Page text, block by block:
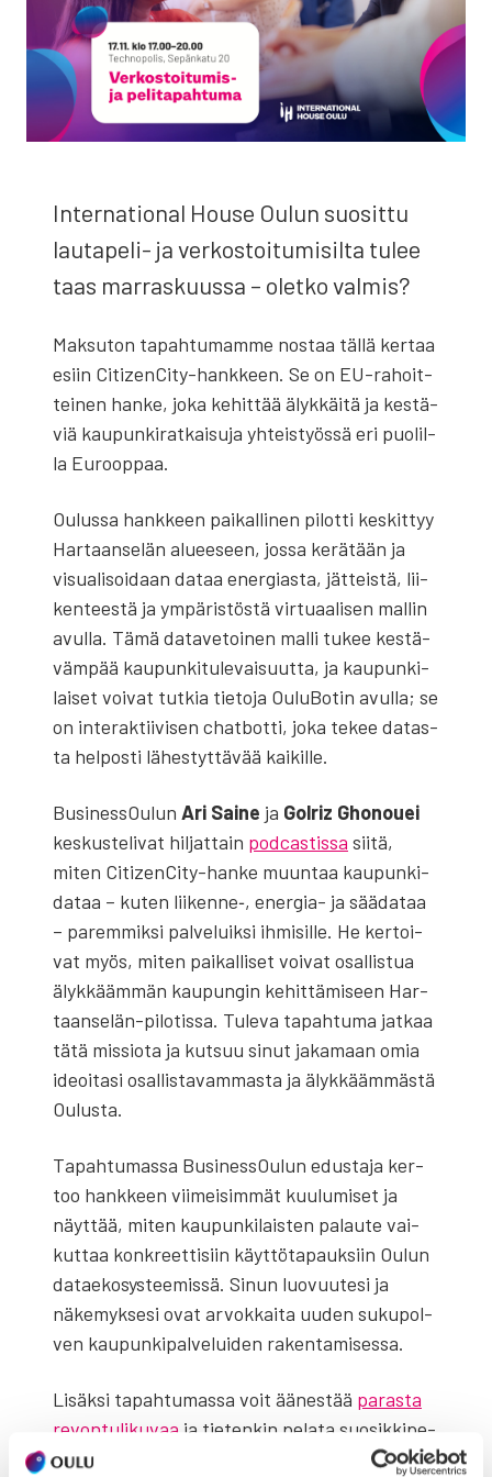
Inter­na­tio­nal House Oulun suo­sit­tu
lau­ta­pe­li- ja ver­kos­toi­tu­mi­sil­ta tulee
taas mar­ras­kuus­sa – olet­ko val­mis?
Mak­su­ton tapah­tu­mam­me nos­taa täl­lä ker­taa
esiin CitizenCi­ty-hank­keen. Se on EU-rahoit­
tei­nen han­ke, joka kehit­tää älyk­käi­tä ja kes­tä­
viä kau­pun­ki­rat­kai­su­ja yhteis­työs­sä eri puo­lil­
la Euroop­paa.
Oulus­sa hank­keen pai­kal­li­nen pilot­ti kes­kit­tyy
Har­taan­se­län alu­ee­seen, jos­sa kerä­tään ja
visua­li­soi­daan dataa ener­gias­ta, jät­teis­tä, lii­
ken­tees­tä ja ympä­ris­tös­tä vir­tu­aa­li­sen mal­lin
avul­la. Tämä data­ve­toi­nen mal­li tukee kes­tä­
väm­pää kau­pun­ki­tu­le­vai­suut­ta, ja kau­pun­ki­
lai­set voi­vat tut­kia tie­to­ja Oulu­Bo­tin avul­la; se
on inte­rak­tii­vi­sen chat­bot­ti, joka tekee datas­
ta hel­pos­ti lähes­tyt­tä­vää kai­kil­le.
Business­Oulun Ari Sai­ne ja Gol­riz Gho­nou­ei
kes­kus­te­li­vat hil­jat­tain podcas­tis­sa sii­tä,
miten CitizenCi­ty-han­ke muun­taa kau­pun­ki­
da­taa – kuten liikenne‑, ener­gia- ja sää­da­taa
– parem­mik­si pal­ve­luik­si ihmi­sil­le. He ker­toi­
vat myös, miten pai­kal­li­set voi­vat osal­lis­tua
älyk­kääm­män kau­pun­gin kehit­tä­mi­seen Har­
taan­se­län-pilo­tis­sa. Tule­va tapah­tu­ma jat­kaa
tätä mis­sio­ta ja kut­suu sinut jaka­maan omia
ideoi­ta­si osal­lis­ta­vam­mas­ta ja älyk­kääm­mäs­tä
Oulus­ta.
Tapah­tu­mas­sa Business­Oulun edus­ta­ja ker­
too hank­keen vii­mei­sim­mät kuu­lu­mi­set ja
näyt­tää, miten kau­pun­ki­lais­ten palau­te vai­
kut­taa kon­kreet­ti­siin käyt­tö­ta­pauk­siin Oulun
datae­ko­sys­tee­mis­sä. Sinun luo­vuu­te­si ja
näke­myk­se­si ovat arvok­kai­ta uuden suku­pol­
ven kau­pun­ki­pal­ve­lui­den raken­ta­mi­ses­sa.
Lisäk­si tapah­tu­mas­sa voit äänes­tää paras­ta
revon­tu­li­ku­vaa ja tie­ten­kin pela­ta suo­sik­ki­pe­
le­jä­si.